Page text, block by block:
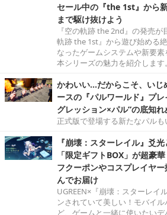
セール中の『the 1st』から
まで駆け抜けよう
『空の軌跡 the 2nd』の発売
軌跡 the 1st』から遊び始める
なったゲームシステムや新要
本シリーズの魅力を紹介します。
かわいい…だからこそ、いじ
ースの『パルワールド』プ
グレッション×パル”の底知
正式版で登場する新たなパルも
『崩壊：スターレイル』爻
「限定ギフトBOX」が超豪
フクーポンやコスプレイヤ
んでお届け
UGREEN×『崩壊：スターレイ
ンされていて美しい！モバイ